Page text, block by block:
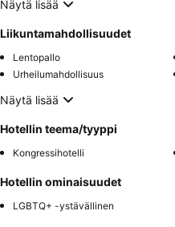
Näytä lisää
Liikuntamahdollisuudet
Lentopallo
Urheilumahdollisuus
Näytä lisää
Hotellin teema/tyyppi
Kongressihotelli
Hotellin ominaisuudet
LGBTQ+ -ystävällinen